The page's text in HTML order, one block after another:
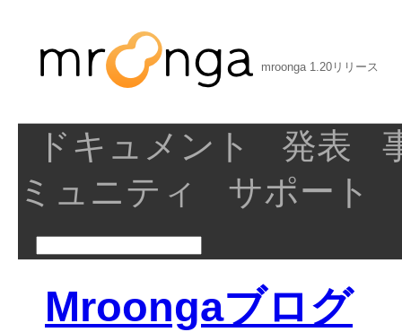
mroonga 1.20リリース
ドキュメント 発表
ミュニティ
サポート
Mroongaブログ